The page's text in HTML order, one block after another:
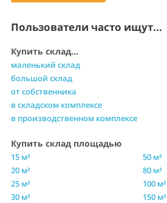
Пользователи часто ищут...
Купить склад...
маленький склад
большой склад
от собственника
в складском комплексе
в производственном комплексе
Купить склад площадью
15 м²
20 м²
25 м²
30 м²
50 м²
80 м²
100 м²
150 м²